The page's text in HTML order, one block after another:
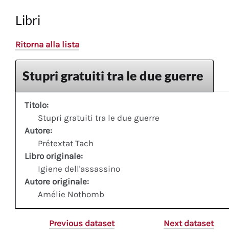
Libri
Ritorna alla lista
Stupri gratuiti tra le due guerre
Titolo:
Stupri gratuiti tra le due guerre
Autore:
Prétextat Tach
Libro originale:
Igiene dell'assassino
Autore originale:
Amélie Nothomb
Previous dataset Next dataset